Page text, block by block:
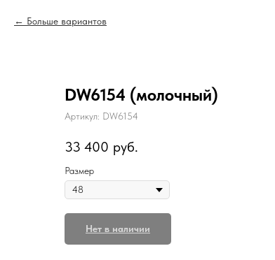
Больше вариантов
DW6154 (молочный)
Артикул: DW6154
33 400 руб.
Размер
Нет в наличии